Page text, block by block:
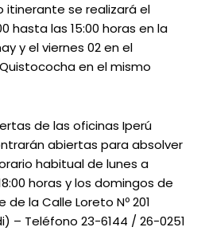
itinerante se realizará el
hasta las 15:00 horas en la
y el viernes 02 en el
en el mismo
de las oficinas Iperú
abiertas para absolver
habitual de lunes a
horas y los domingos de
de la Calle Loreto Nº 201
– Teléfono 23-6144 / 26-0251